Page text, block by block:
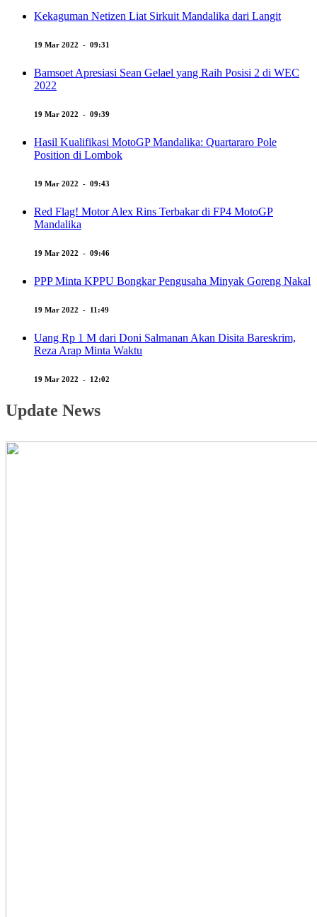
Kekaguman Netizen Liat Sirkuit Mandalika dari Langit
19 Mar 2022 - 09:31
Bamsoet Apresiasi Sean Gelael yang Raih Posisi 2 di WEC
2022
19 Mar 2022 - 09:39
Hasil Kualifikasi MotoGP Mandalika: Quartararo Pole
Position di Lombok
19 Mar 2022 - 09:43
Red Flag! Motor Alex Rins Terbakar di FP4 MotoGP
Mandalika
19 Mar 2022 - 09:46
PPP Minta KPPU Bongkar Pengusaha Minyak Goreng Nakal
19 Mar 2022 - 11:49
Uang Rp 1 M dari Doni Salmanan Akan Disita Bareskrim,
Reza Arap Minta Waktu
19 Mar 2022 - 12:02
Update News